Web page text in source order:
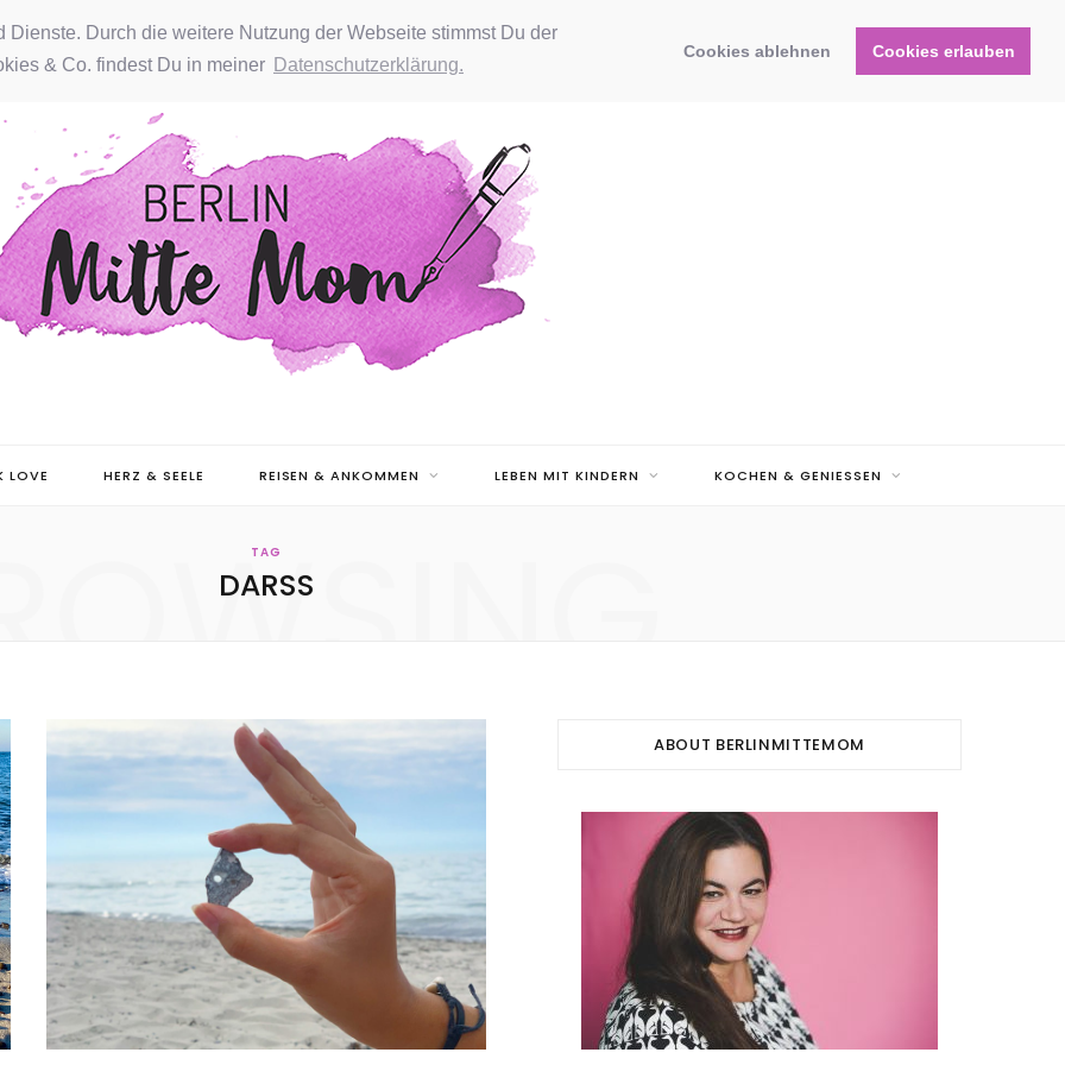
Durch die weitere Nutzung der Webseite stimmst Du der
& Co. findest Du in meiner Datenschutzerklärung.
Cookies ablehnen Cookies erlauben
LOVE HERZ & SEELE REISEN & ANKOMMEN LEBEN MIT KINDERN KOCHEN & GENIESSEN
TAG
DARSS
ABOUT BERLINMITTEMOM